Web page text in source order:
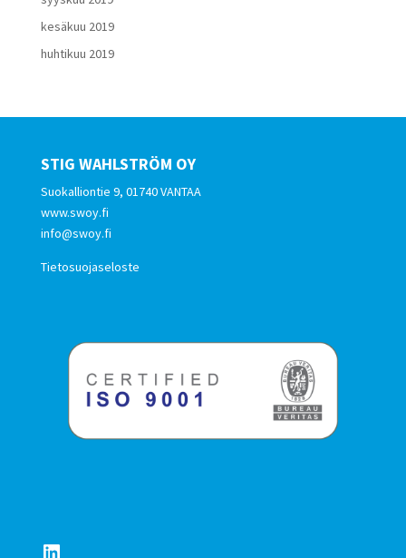
kesäkuu 2019
huhtikuu 2019
STIG WAHLSTRÖM OY
Suokalliontie 9, 01740 VANTAA
www.swoy.fi
info@swoy.fi
Tietosuojaseloste
LinkedIn